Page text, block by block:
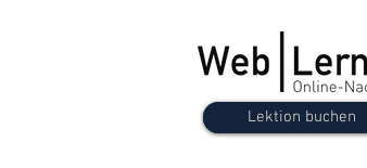
Lektion buchen